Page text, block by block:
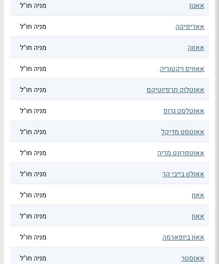
אאגון מניה חו"ל
אאדיפיקה מניה חו"ל
אאווה מניה חו"ל
אאוויס ויקטוריה מניה חו"ל
אאוטלוק תרפיוטיקס מניה חו"ל
אאוטלסט גרופ מניה חו"ל
אאוטסט מדיקל מניה חו"ל
אאוטפרונט מדיה מניה חו"ל
אאולט בייבי קר מניה חו"ל
אאון מניה חו"ל
אאון מניה חו"ל
אאון ביופארמה מניה חו"ל
אאוסטר מניה חו"ל